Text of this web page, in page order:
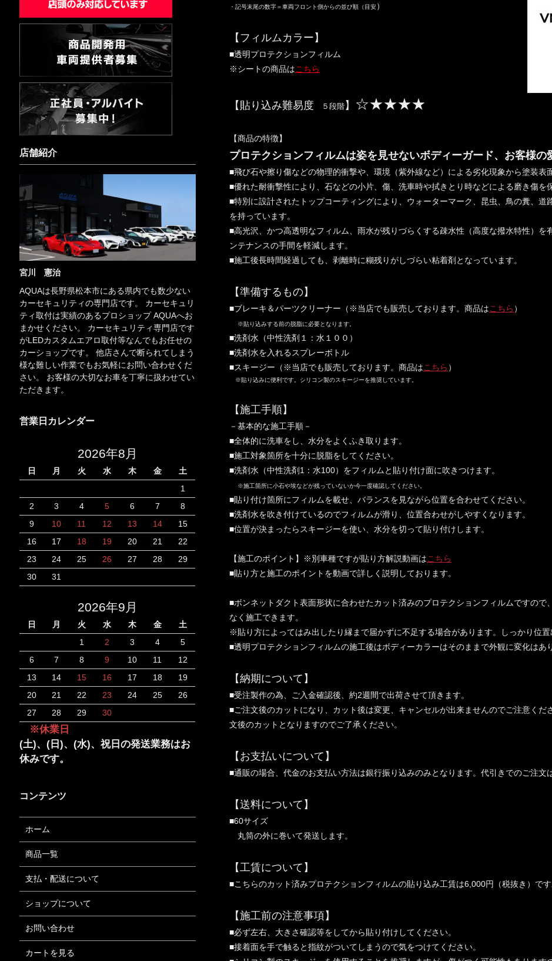
・記号末尾の数字＝車両フロント側からの並び順（目安）
【フィルムカラー】
■透明プロテクションフィルム
※シートの商品はこちら
【貼り込み難易度 ５段階 】 ☆★★★★
【商品の特徴】
プロテクションフィルムは姿を見せないボディーガード、お客様の
■飛び石や擦り傷などの物理的衝撃や、環境（紫外線など）による劣化現象から塗装表
■優れた耐衝撃性により、石などの小片、傷、洗車時や拭きとり時などによる磨き傷を
■特別に設計されたトップコーティングにより、ウォーターマーク、昆虫、鳥の糞、
を持っています。
■高光沢、かつ高透明なフィルム、雨水が残りづらくする疎水性（高度な撥水特性）
ンテナンスの手間を軽減します。
■施工後長時間経過しても、剥離時に糊残りがしづらい粘着剤となっています。
【準備するもの】
■ブレーキ＆パーツクリーナー（※当店でも販売しております。商品はこちら ）
※貼り込みする前の脱脂に必要となります。
■洗剤水（中性洗剤１：水１００）
■洗剤水を入れるスプレーボトル
■スキージー（※当店でも販売しております。商品はこちら ）
※貼り込みに便利です。シリコン製のスキージーを推奨しています。
【施工手順】
－基本的な施工手順－
■全体的に洗車をし、水分をよくふき取ります。
■施工対象箇所を十分に脱脂をしてください。
■洗剤水（中性洗剤1：水100）をフィルムと貼り付け面に吹きつけます。
※施工箇所に小石や埃などが残っていないか今一度確認してください。
■貼り付け箇所にフィルムを載せ、バランスを見ながら位置を合わせてください。
■洗剤水を吹き付けているのでフィルムが滑り、位置合わせがしやすくなります。
■位置が決まったらスキージーを使い、水分を切って貼り付けします。
【施工のポイント】※別車種ですが貼り方解説動画はこちら
■貼り方と施工のポイントを動画で詳しく説明しております。
■ボンネットダクト表面形状に合わせたカット済みのプロテクションフィルムですの
なく施工できます。
※貼り方によってはみ出したり縁まで届かずに不足する場合があります。しっかり位
■透明プロテクションフィルムの施工後はボディーカラーはそのままで外観に変化はあ
【納期について】
■受注製作の為、ご入金確認後、約2週間で出荷させて頂きます。
■ご注文後のカットになり、カット後は変更、キャンセルが出来ませんのでご注意く
文後のカットとなりますのでご了承ください。
【お支払いについて】
■通販の場合、代金のお支払い方法は銀行振り込みのみとなります。代引きでのご注文
【送料について】
■60サイズ
丸筒の外に巻いて発送します。
【工賃について】
■こちらのカット済みプロテクションフィルムの貼り込み工賃は6,000円（税抜き）です
【施工前の注意事項】
■必ず左右、大きさ確認等をしてから貼り付けしてください。
■接着面を手で触ると指紋がついてしまうので気をつけてください。
店舗紹介
宮川 憲治
AQUAは長野県松本市にある県内でも数少ない
カーセキュリティの専門店です。 カーセキュリ
ティ取付は実績のあるプロショップ AQUAへお
まかせください。 カーセキュリティ専門店です
がLEDカスタムエアロ取付等なんでもお任せの
カーショップです。 他店さんで断られてしまう
様な難しい作業でもお気軽にお問い合わせくだ
さい。 お客様の大切なお車を丁寧に扱わせてい
ただきます。
営業日カレンダー
2026年8月
日 月 火 水 木 金
土
1
2
3 4 5 6 7
8
9
10 11 12 13 14
15
16
17 18 19 20 21
22
23
24 25 26 27 28
29
30
31
2026年9月
日 月 火 水 木 金
土
1
2 3 4
5
6
7 8 9 10 11
12
13
14 15 16 17 18
19
20
21 22 23 24 25
26
27
28 29 30
※休業日
(土)、(日)、(水)、祝日の発送業務はお
休みです。
コンテンツ
ホーム
商品一覧
支払・配送について
ショップについて
お問い合わせ
カートを見る